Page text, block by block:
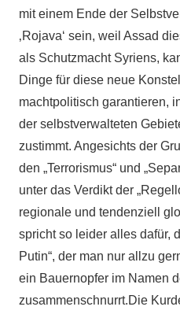
mit einem Ende der
‚Rojava‘ sein, weil Assad
als Schutzmacht Syriens,
Dinge für diese neue
machtpolitisch garantieren,
der selbstverwalteten
zustimmt. Angesichts der
den „Terrorismus“ und
unter das Verdikt der
regionale und tendenziell
spricht so leider alles dafür,
Putin“, der man nur allzu
ein Bauernopfer im Namen
zusammenschnurrt.Die